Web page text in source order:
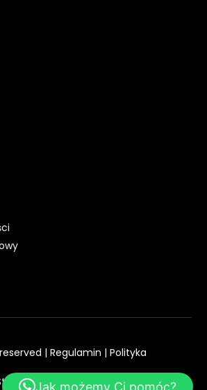
reserved |Regulamin |Polityka
WWW
Jak możemy Ci pomóc?